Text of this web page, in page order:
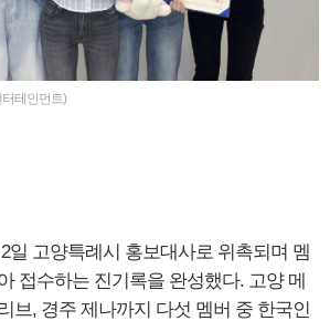
테인먼트)
일 고양특례시 홍보대사로 위촉되며 멤
접수하는 진기록을 완성했다. 고양 메
브, 경주 제나까지 다섯 멤버 중 한국인